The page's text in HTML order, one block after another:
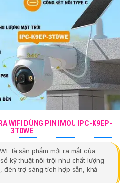
WIFI DÙNG PIN IMOU IPC-K9EP-
3T0WE
là sản phẩm mới ra mắt của
kỹ thuật nổi trội như chất lượng
đèn trợ sáng tích hợp sẵn, khả